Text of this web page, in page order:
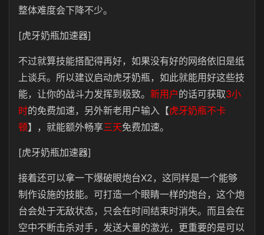
整体难度会下降不少。
[虎牙奶瓶加速器]
不过就算技能搭配得再好，如果没有好的网络依旧是纸
上谈兵。所以建议启动虎牙奶瓶，如此就能用好这些技
能，让你的战斗力发挥到极致。 新用户的话可获取3小
时的免费加速，另外新老用户输入【虎牙奶瓶不卡
顿】，就能额外畅享三天免费加速。
[虎牙奶瓶加速器]
接着还可以拿一下爆破眼炮台X2，这同样是一个能够
制作设施的技能。可打造一个眼睛一样的炮台，这个炮
台会处于无敌状态，只会在时间结束时消失。而且会在
空中不断击杀对手，发送大量的激光，更重要的是可以